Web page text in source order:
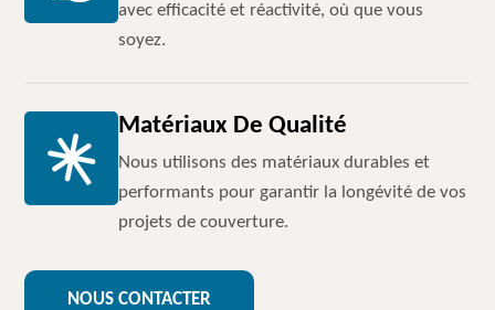
avec efficacité et réactivité, où que vous
soyez.
Matériaux De Qualité
Nous utilisons des matériaux durables et
performants pour garantir la longévité de vos
projets de couverture.
NOUS CONTACTER